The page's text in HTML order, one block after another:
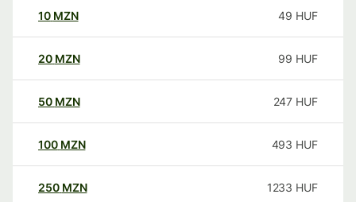
10 MZN 49 HUF
20 MZN 99 HUF
50 MZN 247 HUF
100 MZN 493 HUF
250 MZN 1233 HUF